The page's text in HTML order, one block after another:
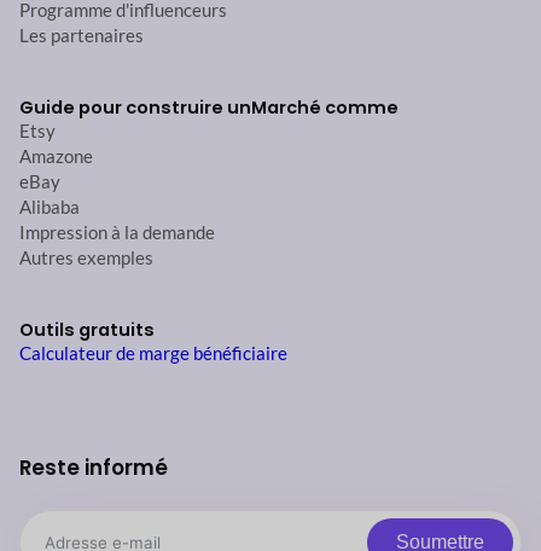
Programme d'influenceurs
Les partenaires
Guide pour construire unMarché comme
Etsy
Amazone
eBay
Alibaba
Impression à la demande
Autres exemples
Outils gratuits
Calculateur de marge bénéficiaire
Reste informé
Soumettre